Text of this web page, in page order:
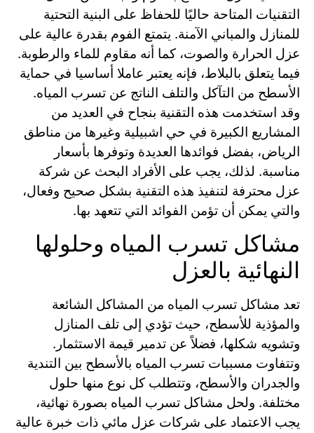
التقنيات المتاحة حاليًا للحفاظ على البنية التحتية
للمنازل والمباني الآمنة. يتمتع الفوم بقدرة عالية على
عزل الحرارة والصوت، كما أنه مقاوم للماء والرطوبة.
فيما يتعلق بالبلاط، فإنه يعتبر عاملا أساسيا في حماية
الأسطح من التآكل والتلف الناتج عن تسرب المياه.
وقد استخدمت هذه التقنية بنجاح في العديد من
المشاريع الكبيرة في حي اشبيلية وغيرها من مناطق
الرياض، بفضل فوائدها العديدة وتوفرها بأسعار
مناسبة. لذلك، يجب على الأفراد البحث عن شركة
عزل محترفة لتنفيذ هذه التقنية بشكل صحيح وفعال،
والتي يمكن أن تؤمن الفوائد التي تتعهد بها.
مشاكل تسرب المياه وحلولها
النهائية بالعزل
تعد مشاكل تسرب المياه من المشاكل الشائعة
والمؤذية للأسطح، حيث تؤدي إلى تلف المنازل
وتشويه شكلها، فضلاً عن تدمير قيمة الاستثمار.
وتتفاوت مسببات تسرب المياه بالأسطح بين التندية
والجدران والأسطح، وتتطلب كل نوع منها حلول
مختلفة. ولحل مشاكل تسرب المياه بصورة نهائية،
يجب الاعتماد على شركات عزل مائي ذات خبرة عالية